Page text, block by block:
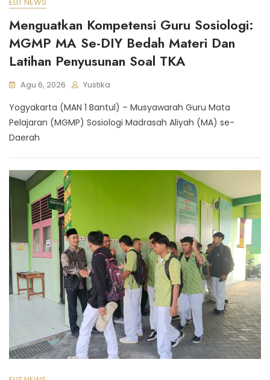
Menguatkan Kompetensi Guru Sosiologi:
MGMP MA Se-DIY Bedah Materi Dan
Latihan Penyusunan Soal TKA
Agu 6, 2026 Yustika
Yogyakarta (MAN 1 Bantul) – Musyawarah Guru Mata
Pelajaran (MGMP) Sosiologi Madrasah Aliyah (MA) se-
Daerah